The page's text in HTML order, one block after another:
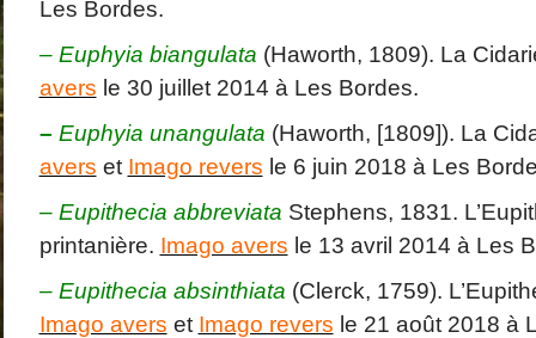
Les Bordes.
– Euphyia biangulata (Haworth, 1809). La
avers le 30 juillet 2014 à Les Bordes.
– Euphyia unangulata (Haworth, [1809]). La
avers et Imago revers le 6 juin 2018 à Les
– Eupithecia abbreviata Stephens, 1831.
printanière. Imago avers le 13 avril 2014 à Les
– Eupithecia absinthiata (Clerck, 1759).
Imago avers et Imago revers le 21 août 2018 à